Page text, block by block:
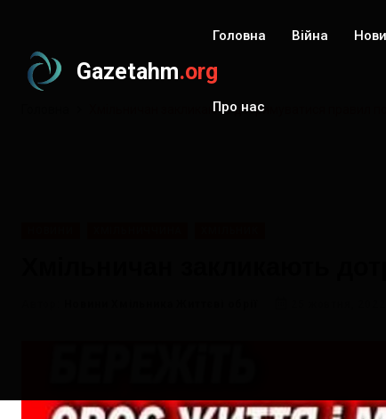
Gazetahm.org
Головна Війна
Про нас
Хмільничан закликають дотримуватися правил